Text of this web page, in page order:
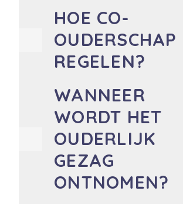
HOE CO-
OUDERSCHAP
REGELEN?
WANNEER
WORDT HET
OUDERLIJK
GEZAG
ONTNOMEN?